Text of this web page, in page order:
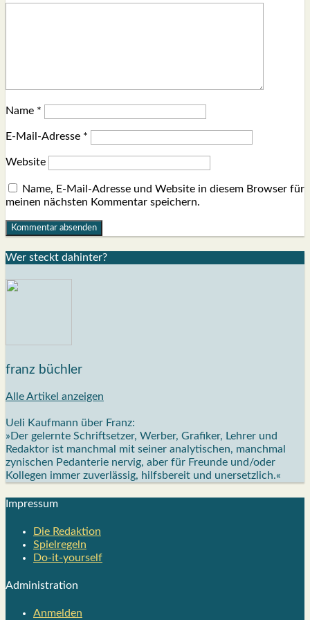
Name *
E-Mail-Adresse *
Website
Name, E-Mail-Adresse und Website in diesem Browser für
meinen nächsten Kommentar speichern.
Wer steckt dahin­ter?
franz büchler
Alle Artikel anzeigen
Ueli Kaufmann über Franz:
»Der gelernte Schriftsetzer, Werber, Grafiker, Lehrer und
Redaktor ist manchmal mit seiner analytischen, manchmal
zynischen Pedanterie nervig, aber für Freunde und/oder
Kollegen immer zuverlässig, hilfsbereit und unersetzlich.«
Impres­sum
Die Redak­ti­on
Spiel­re­geln
Do-it-your­s­elf
Admi­nis­tra­ti­on
Anmelden